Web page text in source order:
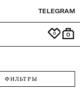
TELEGRAM
0
ФИЛЬТРЫ